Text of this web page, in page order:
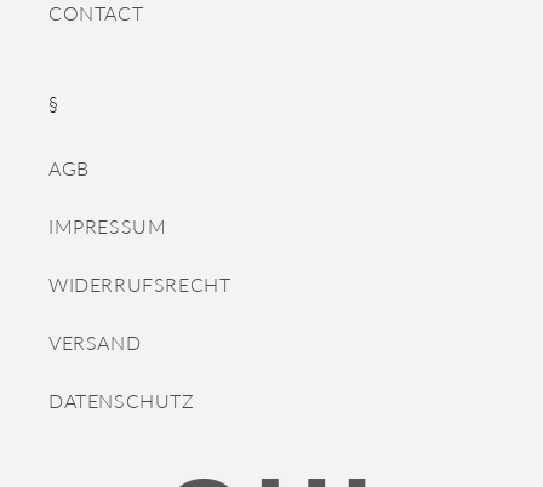
CONTACT
§
AGB
IMPRESSUM
WIDERRUFSRECHT
VERSAND
DATENSCHUTZ